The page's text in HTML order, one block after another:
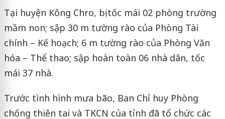
Tại huyện Kông Chro, bị tốc mái 02 phòng trường
mầm non; sập 30 m tường rào của Phòng Tài
chính – Kế hoạch; 6 m tường rào của Phòng Văn
hóa – Thể thao; sập hoàn toàn 06 nhà dân, tốc
mái 37 nhà.
Trước tình hình mưa bão, Ban Chỉ huy Phòng
chống thiên tai và TKCN của tỉnh đã tổ chức các